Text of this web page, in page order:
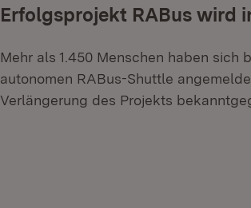
Erfolgsprojekt RABus wird
Mehr als 1.450 Menschen haben sich
autonomen RABus-Shuttle
Verlängerung des Projekts